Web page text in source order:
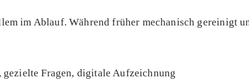
im Ablauf. Während früher mechanisch gereinigt
Fragen, digitale Aufzeichnung